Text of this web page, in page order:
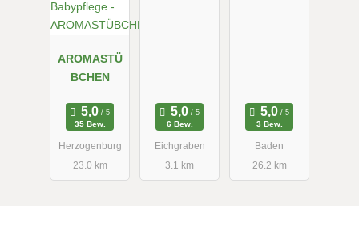
AROMASTÜ
BCHEN
35 Bew.
Herzogenburg
23.0 km
6 Bew.
Eichgraben
3.1 km
3 Bew.
Baden
26.2 km